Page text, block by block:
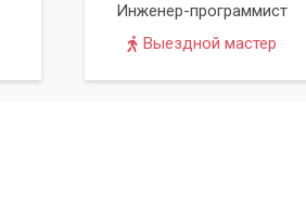
Инженер-программист
Выездной мастер